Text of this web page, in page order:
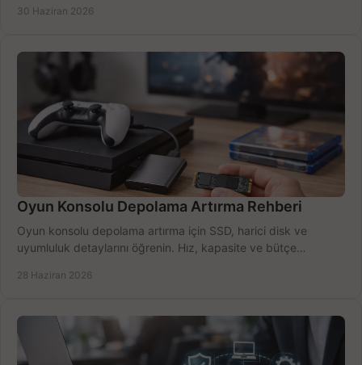
30 Haziran 2026
Oyun Konsolu Depolama Artırma Rehberi
Oyun konsolu depolama artırma için SSD, harici disk ve
uyumluluk detaylarını öğrenin. Hız, kapasite ve bütçe
28 Haziran 2026